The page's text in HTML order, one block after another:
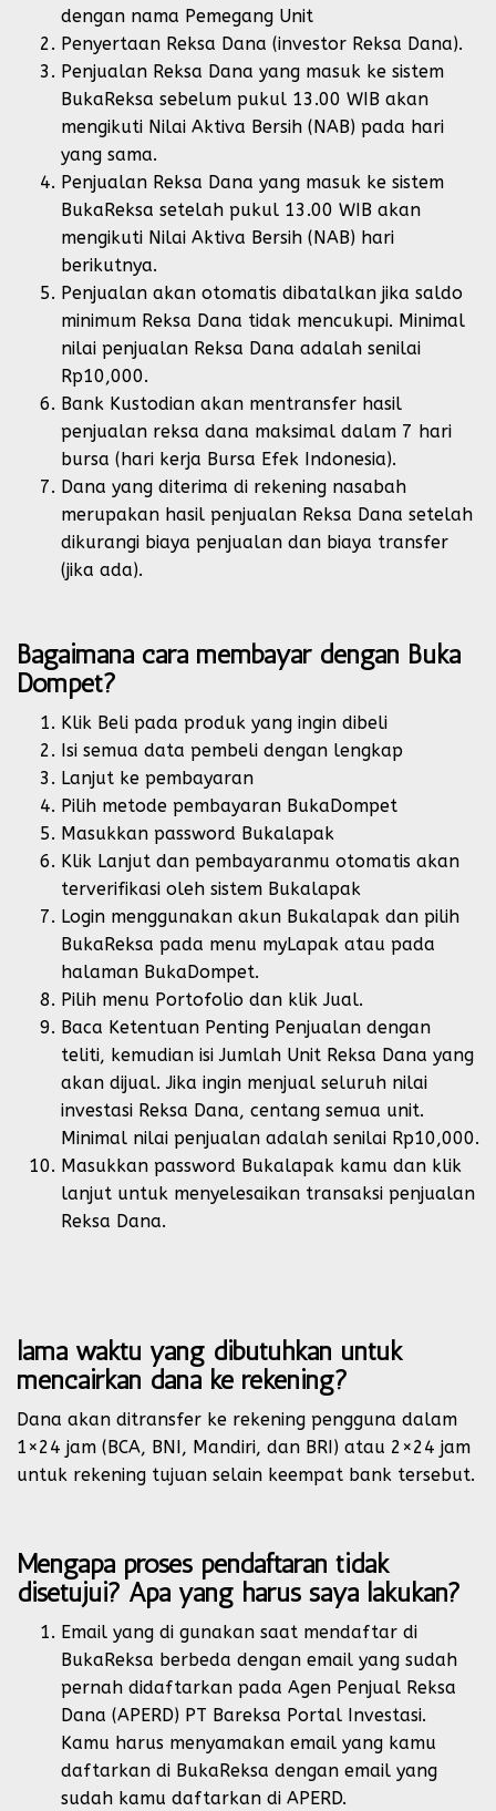
dengan nama Pemegang Unit
Penyertaan Reksa Dana (investor Reksa Dana).
Penjualan Reksa Dana yang masuk ke sistem
BukaReksa sebelum pukul 13.00 WIB akan
mengikuti Nilai Aktiva Bersih (NAB) pada hari
yang sama.
Penjualan Reksa Dana yang masuk ke sistem
BukaReksa setelah pukul 13.00 WIB akan
mengikuti Nilai Aktiva Bersih (NAB) hari
berikutnya.
Penjualan akan otomatis dibatalkan jika saldo
minimum Reksa Dana tidak mencukupi. Minimal
nilai penjualan Reksa Dana adalah senilai
Rp10,000.
Bank Kustodian akan mentransfer hasil
penjualan reksa dana maksimal dalam 7 hari
bursa (hari kerja Bursa Efek Indonesia).
Dana yang diterima di rekening nasabah
merupakan hasil penjualan Reksa Dana setelah
dikurangi biaya penjualan dan biaya transfer
(jika ada).
Bagaimana cara membayar dengan Buka
Dompet?
Klik Beli pada produk yang ingin dibeli
Isi semua data pembeli dengan lengkap
Lanjut ke pembayaran
Pilih metode pembayaran BukaDompet
Masukkan password Bukalapak
Klik Lanjut dan pembayaranmu otomatis akan
terverifikasi oleh sistem Bukalapak
Login menggunakan akun Bukalapak dan pilih
BukaReksa pada menu myLapak atau pada
halaman BukaDompet.
Pilih menu Portofolio dan klik Jual.
Baca Ketentuan Penting Penjualan dengan
teliti, kemudian isi Jumlah Unit Reksa Dana yang
akan dijual. Jika ingin menjual seluruh nilai
investasi Reksa Dana, centang semua unit.
Minimal nilai penjualan adalah senilai Rp10,000.
Masukkan password Bukalapak kamu dan klik
lanjut untuk menyelesaikan transaksi penjualan
Reksa Dana.
lama waktu yang dibutuhkan untuk
mencairkan dana ke rekening?
Dana akan ditransfer ke rekening pengguna dalam
1×24 jam (BCA, BNI, Mandiri, dan BRI) atau 2×24 jam
untuk rekening tujuan selain keempat bank tersebut.
Mengapa proses pendaftaran tidak
disetujui? Apa yang harus saya lakukan?
Email yang di gunakan saat mendaftar di
BukaReksa berbeda dengan email yang sudah
pernah didaftarkan pada Agen Penjual Reksa
Dana (APERD) PT Bareksa Portal Investasi.
Kamu harus menyamakan email yang kamu
daftarkan di BukaReksa dengan email yang
sudah kamu daftarkan di APERD.